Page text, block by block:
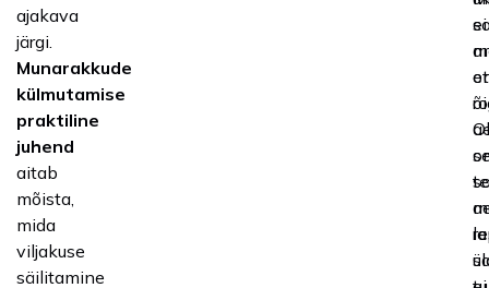
ajakava
järgi.
Munarakkude
külmutamise
praktiline
juhend
aitab
mõista,
mida
viljakuse
säilitamine
ei